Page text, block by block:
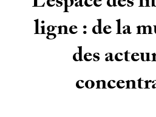
ligne : de la
des